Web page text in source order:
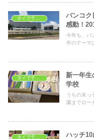
バンコク
感動！
今年も、バ
年のテーマ
新一年生
学校
うちの末っ
園までロー
タイで子育て ハッチ